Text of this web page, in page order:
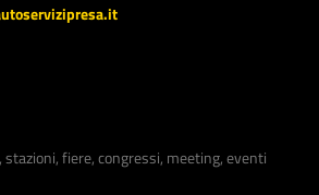
fiere, congressi, meeting, eventi